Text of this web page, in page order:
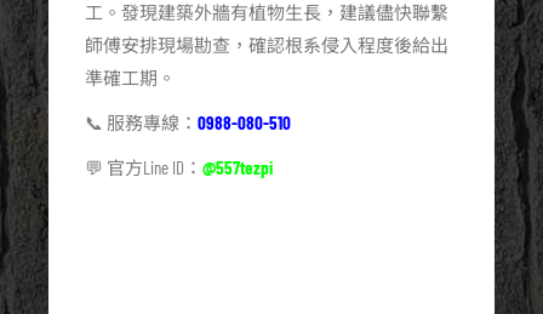
工。發現建築外牆有植物生長，建議儘快聯繫
師傅安排現場勘查，確認根系侵入程度後給出
準確工期。
📞 服務專線：0988-080-510
💬 官方Line ID：@557tezpi